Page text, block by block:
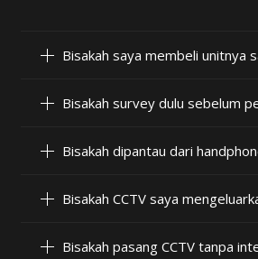
Bisakah saya membeli unitnya
Bisakah survey dulu sebelum
Bisakah dipantau dari
Bisakah CCTV saya
Bisakah pasang CCTV tanpa